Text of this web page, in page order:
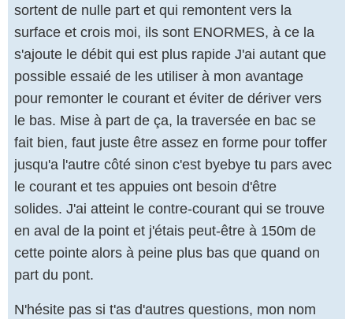
sortent de nulle part et qui remontent vers la
surface et crois moi, ils sont ENORMES, à ce la
s'ajoute le débit qui est plus rapide J'ai autant que
possible essaié de les utiliser à mon avantage
pour remonter le courant et éviter de dériver vers
le bas. Mise à part de ça, la traversée en bac se
fait bien, faut juste être assez en forme pour toffer
jusqu'a l'autre côté sinon c'est byebye tu pars avec
le courant et tes appuies ont besoin d'être
solides. J'ai atteint le contre-courant qui se trouve
en aval de la point et j'étais peut-être à 150m de
cette pointe alors à peine plus bas que quand on
part du pont.
N'hésite pas si t'as d'autres questions, mon nom